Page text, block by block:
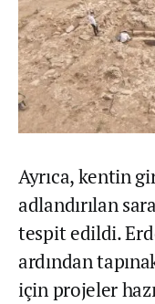
Ayrıca, kentin
adlandırılan
tespit edildi.
ardından
için projeler